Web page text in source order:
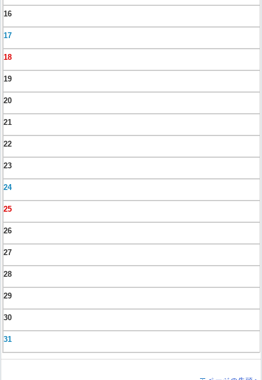
16
17
18
19
20
21
22
23
24
25
26
27
28
29
30
31